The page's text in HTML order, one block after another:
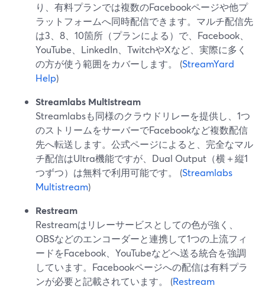
り、有料プランでは複数のFacebookページや他プ
ラットフォームへ同時配信できます。マルチ配信先
は3、8、10箇所（プランによる）で、Facebook、
YouTube、LinkedIn、TwitchやXなど、実際に多く
の方が使う範囲をカバーします。 (StreamYard
Help)
Streamlabs Multistream
Streamlabsも同様のクラウドリレーを提供し、1つ
のストリームをサーバーでFacebookなど複数配信
先へ転送します。公式ページによると、完全なマル
チ配信はUltra機能ですが、Dual Output（横＋縦1
つずつ）は無料で利用可能です。 (Streamlabs
Multistream)
Restream
Restreamはリレーサービスとしての色が強く、
OBSなどのエンコーダーと連携して1つの上流フィ
ードをFacebook、YouTubeなどへ送る統合を強調
しています。Facebookページへの配信は有料プラ
ンが必要と記載されています。 (Restream